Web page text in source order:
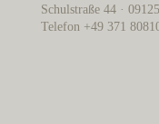
Schulstraße 44 ·
Telefon +49 371